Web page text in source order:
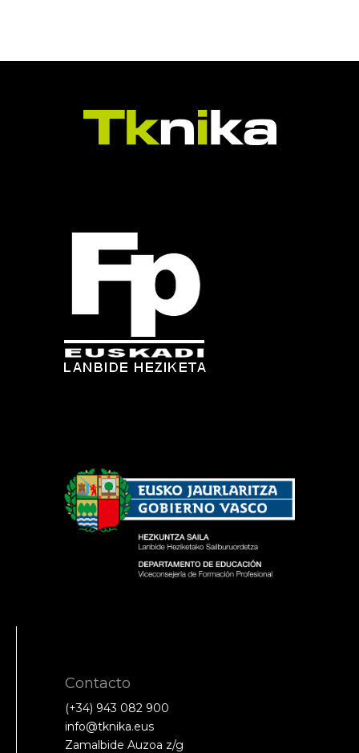
Contacto
(+34) 943 082 900
info@tknika.eus
Zamalbide Auzoa z/g